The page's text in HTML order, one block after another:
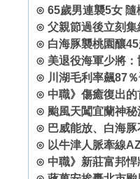
⊙ 65歲男連襲5女
⊙ 父親節過後立刻
⊙ 白海豚襲桃園釀
⊙ 美退役海軍少將
⊙ 川湖毛利率飆87
⊙ 中職》傷癒復出
⊙ 颱風天闖宜蘭神
⊙ 巴威能放、白海
⊙ 以牛津人脈牽線
⊙ 中職》新莊富邦